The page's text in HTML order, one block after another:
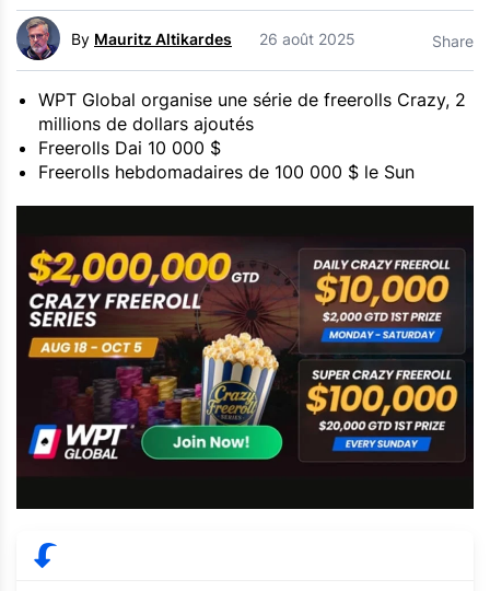
By Mauritz Altikardes 26 août 2025 Share
WPT Global organise une série de freerolls Crazy, 2
millions de dollars ajoutés
Freerolls Dai 10 000 $
Freerolls hebdomadaires de 100 000 $ le Sun